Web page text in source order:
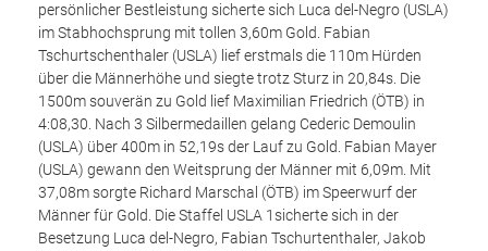
persönlicher Bestleistung sicherte sich Luca del-Negro (USLA)
im Stabhochsprung mit tollen 3,60m Gold. Fabian
Tschurtschenthaler (USLA) lief erstmals die 110m Hürden
über die Männerhöhe und siegte trotz Sturz in 20,84s. Die
1500m souverän zu Gold lief Maximilian Friedrich (ÖTB) in
4:08,30. Nach 3 Silbermedaillen gelang Cederic Demoulin
(USLA) über 400m in 52,19s der Lauf zu Gold. Fabian Mayer
(USLA) gewann den Weitsprung der Männer mit 6,09m. Mit
37,08m sorgte Richard Marschal (ÖTB) im Speerwurf der
Männer für Gold. Die Staffel USLA 1sicherte sich in der
Besetzung Luca del-Negro, Fabian Tschurtenthaler, Jakob